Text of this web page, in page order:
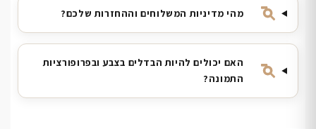
מהי מדיניות המשלוחים וההחזרות שלכם?
האם יכולים להיות הבדלים בצבע ובפרופורציות
התמונה?